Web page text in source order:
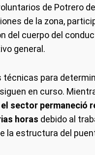
de Potrero
de la zona,
del cuerpo del
general.
técnicas para
en curso.
sector permaneció
horas debido al
la estructura del